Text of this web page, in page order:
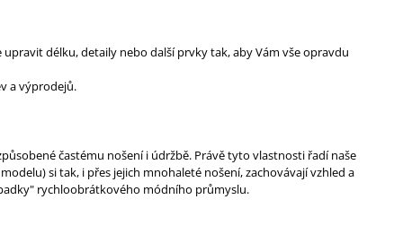
délku, detaily nebo další prvky tak, aby Vám vše opravdu
a výprodejů.
častému nošení i údržbě. Právě tyto vlastnosti řadí naše
si tak, i přes jejich mnohaleté nošení, zachovávají vzhled a
rychloobrátkového módního průmyslu.